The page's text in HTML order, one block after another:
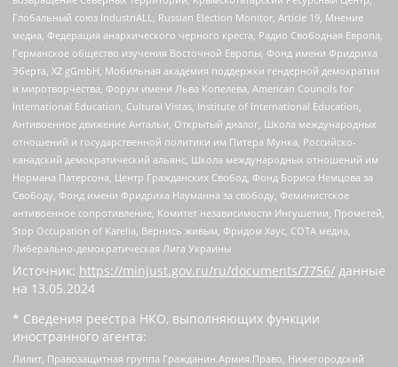
Глобальный союз IndustriALL, Russian Election Monitor, Article 19, Мнение
медиа, Федерация анархического черного креста, Радио Свободная Европа,
Германское общество изучения Восточной Европы, Фонд имени Фридриха
Эберта, XZ gGmbH, Мобильная академия поддержки гендерной демократии
и миротворчества, Форум имени Льва Копелева, American Councils for
International Education, Cultural Vistas, Institute of International Education,
Антивоенное движение Антальи, Открытый диалог, Школа международных
отношений и государственной политики им Питера Мунка, Российско-
канадский демократический альянс, Школа международных отношений им
Нормана Патерсона, Центр Гражданских Свобод, Фонд Бориса Немцова за
Свободу, Фонд имени Фридриха Науманна за свободу, Феминистское
антивоенное сопротивление, Комитет независимости Ингушетии, Прометей,
Stop Occupation of Karelia, Вернись живым, Фридом Хаус, СОТА медиа,
Либерально-демократическая Лига Украины
Источник: https://minjust.gov.ru/ru/documents/7756/ данные
на 13.05.2024
* Сведения реестра НКО, выполняющих функции
иностранного агента:
Лилит, Правозащитная группа Гражданин.Армия.Право, Нижегородский